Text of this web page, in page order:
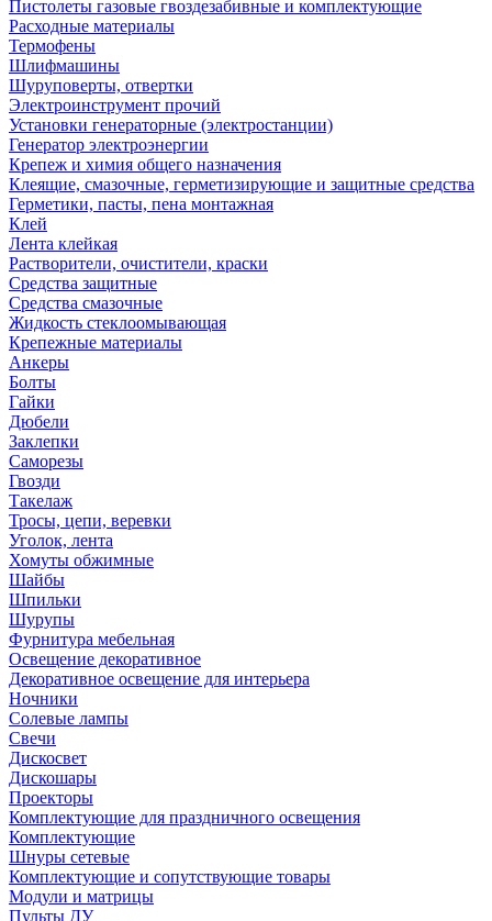
Пистолеты газовые гвоздезабивные и комплектующие
Расходные материалы
Термофены
Шлифмашины
Шуруповерты, отвертки
Электроинструмент прочий
Установки генераторные (электростанции)
Генератор электроэнергии
Крепеж и химия общего назначения
Клеящие, смазочные, герметизирующие и защитные средства
Герметики, пасты, пена монтажная
Клей
Лента клейкая
Растворители, очистители, краски
Средства защитные
Средства смазочные
Жидкость стеклоомывающая
Крепежные материалы
Анкеры
Болты
Гайки
Дюбели
Заклепки
Саморезы
Гвозди
Такелаж
Тросы, цепи, веревки
Уголок, лента
Хомуты обжимные
Шайбы
Шпильки
Шурупы
Фурнитура мебельная
Освещение декоративное
Декоративное освещение для интерьера
Ночники
Солевые лампы
Свечи
Дискосвет
Дискошары
Проекторы
Комплектующие для праздничного освещения
Комплектующие
Шнуры сетевые
Комплектующие и сопутствующие товары
Модули и матрицы
Пульты ДУ